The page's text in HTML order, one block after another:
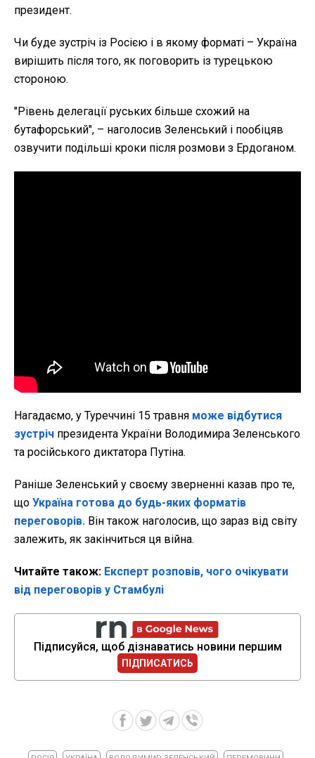
президент.
Чи буде зустріч із Росією і в якому форматі – Україна
вирішить після того, як поговорить із турецькою
стороною.
"Рівень делегації руських більше схожий на
бутафорський", – наголосив Зеленський і пообіцяв
озвучити подільші кроки після розмови з Ердоганом.
Нагадаємо, у Туреччині 15 травня може відбутися
зустріч президента України Володимира Зеленського
та російського диктатора Путіна.
Раніше Зеленський у своєму зверненні казав про те,
що Україна готова до будь-яких форматів
переговорів. Він також наголосив, що зараз від світу
залежить, як закінчиться ця війна.
Читайте також: Експерт розповів, чого очікувати
від переговорів у Стамбулі
Підписуйся, щоб дізнаватись новини першим
ПІДПИСАТИСЬ